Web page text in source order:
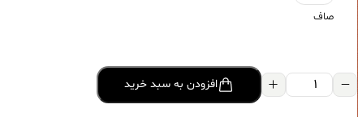
صاف
فرش
افزودن به سبد خرید